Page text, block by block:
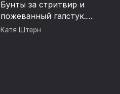
Бунты за стритвир и
пожеванный галстук.
Мятая мода 2020
Катя Штерн